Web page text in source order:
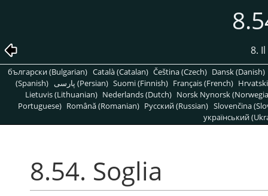
8.
български (Bulgarian) Català (Catalan) Čeština (Czech) Dansk (Danish)
(Spanish)
پارسی (Persian) Suomi (Finnish) Français (French)
Lietuvis (Lithuanian) Nederlands (Dutch) Norsk Nynorsk
Portuguese) Română (Romanian) Pусский (Russian) Slovenčina
український
8.54. Soglia